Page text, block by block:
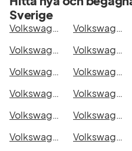
Sverige
Volkswagen Transporter Chassi Cab i Stockholm Volkswagen Transporter Chassi Cab i Göteborg
Volkswagen Transporter Chassi Cab i Malmö
Volkswagen Transporter Chassi Cab i Örebro
Volkswagen Transporter Chassi Cab i Uppsala
Volkswagen Transporter Chassi Cab i Västerås
Volkswagen Transporter Chassi Cab i Eskilstuna
Volkswagen Transporter Chassi Cab i Kalmar
Volkswagen Transporter Chassi Cab i Kristianstad
Volkswagen Transporter Chassi Cab i Sundsvall
Volkswagen Transporter Chassi Cab i Borås
Volkswagen Transporter Chassi Cab i Falkenberg